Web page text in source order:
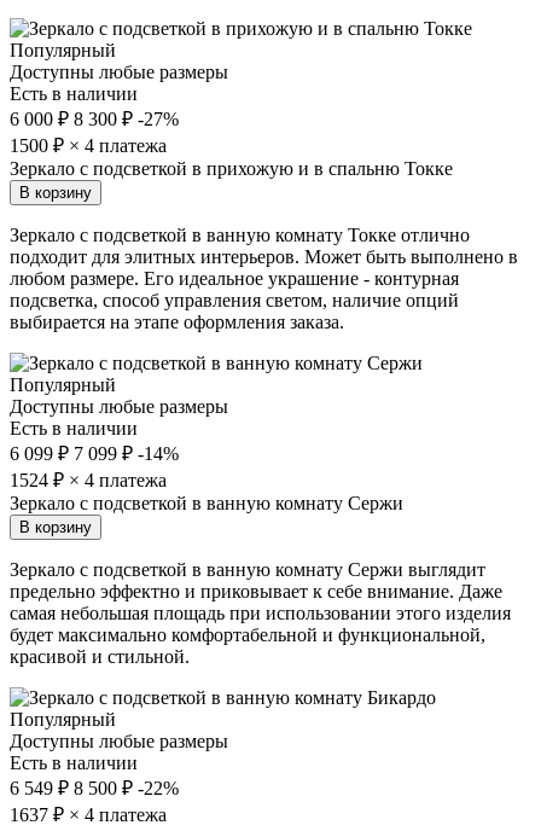
Популярный
Доступны любые размеры
Есть в наличии
6 000 ₽ 8 300 ₽ -27%
1500 ₽ × 4 платежа
Зеркало с подсветкой в прихожую и в спальню Токке
В корзину
Зеркало с подсветкой в ванную комнату Токке отлично
подходит для элитных интерьеров. Может быть выполнено в
любом размере. Его идеальное украшение - контурная
подсветка, способ управления светом, наличие опций
выбирается на этапе оформления заказа.
Популярный
Доступны любые размеры
Есть в наличии
6 099 ₽ 7 099 ₽ -14%
1524 ₽ × 4 платежа
Зеркало с подсветкой в ванную комнату Сержи
В корзину
Зеркало с подсветкой в ванную комнату Сержи выглядит
предельно эффектно и приковывает к себе внимание. Даже
самая небольшая площадь при использовании этого изделия
будет максимально комфортабельной и функциональной,
красивой и стильной.
Популярный
Доступны любые размеры
Есть в наличии
6 549 ₽ 8 500 ₽ -22%
1637 ₽ × 4 платежа